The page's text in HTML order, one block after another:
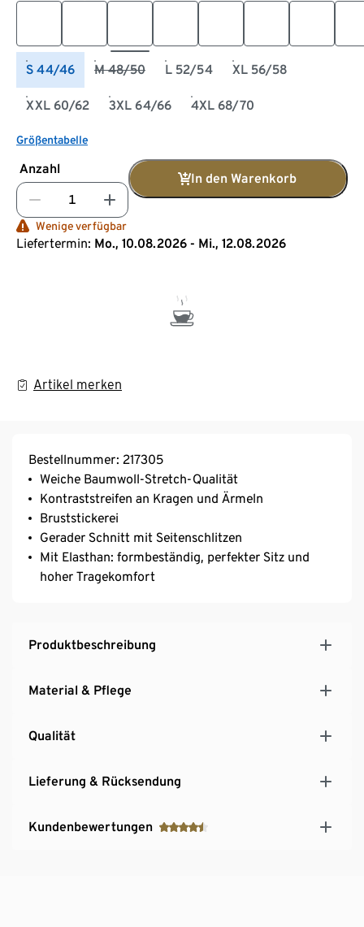
S 44/46 M 48/50 L 52/54 XL 56/58
XXL 60/62 3XL 64/66 4XL 68/70
Größentabelle
Anzahl
In den Warenkorb
Wenige verfügbar
Liefertermin: Mo., 10.08.2026 - Mi., 12.08.2026
Artikel merken
Bestellnummer: 217305
Weiche Baumwoll-Stretch-Qualität
Kontraststreifen an Kragen und Ärmeln
Bruststickerei
Gerader Schnitt mit Seitenschlitzen
Mit Elasthan: formbeständig, perfekter Sitz und
hoher Tragekomfort
Produktbeschreibung
Material & Pflege
Qualität
Lieferung & Rücksendung
Kundenbewertungen